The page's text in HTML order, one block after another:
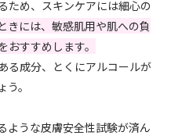
ため、スキンケアには細心の
きには、敏感肌用や肌への負
すすめします。
る成分、とくにアルコールが
。
ような皮膚安全性試験が済ん